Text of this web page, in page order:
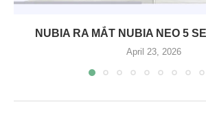
NUBIA RA MẮT NUBIA NEO 5
April 23, 2026